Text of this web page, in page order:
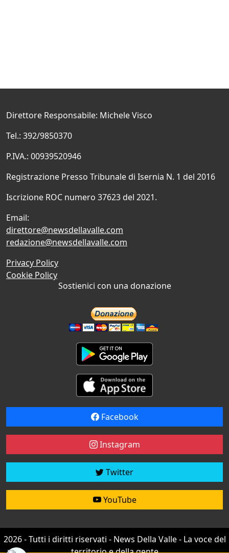
Direttore Responsabile: Michele Visco
Tel.: 392/9850370
P.IVA.: 00939520946
Registrazione Presso Tribunale di Isernia N. 1 del 2016
Iscrizione ROC numero 37623 del 2021.
Email:
direttore@newsdellavalle.com
redazione@newsdellavalle.com
Privacy Policy
Cookie Policy
Sostienici con una donazione
Facebook
Instagram
Twitter
YouTube
2026 - Tutti i diritti riservati - News Della Valle - La voce del